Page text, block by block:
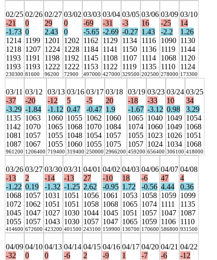
02/25
-21
-1.73
1214
1218
1193
1193
230300
02/26
0
0
1199
1207
1191
1193
81600
02/27
29
2.43
1201
1224
1198
1222
96200
03/02
0
0
1202
1228
1192
1222
72900
03/03
-69
-5.65
1162
1184
1145
1153
497000
03/04
-31
-2.69
1129
1141
1108
1122
427000
03/05
-3
-0.27
1134
1150
1107
1119
329500
03/06
16
1.43
1116
1136
1114
1135
202500
03/09
-25
-2.2
1090
1119
1068
1110
278000
03/10
14
1.26
1130
1144
1120
1124
173300
03/11
-37
-3.29
1135
1142
1081
1087
961200
03/12
-20
-1.84
1063
1070
1057
1067
1206400
03/13
-12
-1.12
1060
1065
1055
1055
719400
03/16
5
0.47
1055
1068
1048
1060
319400
03/17
-5
-0.47
1062
1070
1054
1055
250000
03/18
20
1.9
1060
1084
1057
1075
2966200
03/19
-18
-1.67
1065
1074
1055
1057
459200
03/23
-33
-3.12
1040
1060
1023
1024
656400
03/24
10
0.98
1049
1049
1026
1034
306100
03/25
34
3.29
1054
1068
1051
1068
418000
03/26
-13
-1.22
1068
1072
1045
1055
414600
03/27
2
0.19
1057
1062
1047
1057
672600
03/30
-14
-1.32
1031
1051
1027
1043
423200
03/31
-13
-1.25
1051
1051
1030
1030
401500
04/01
27
2.62
1056
1058
1044
1057
243100
04/02
-10
-0.95
1061
1068
1045
1047
159900
04/03
18
1.72
1053
1065
1051
1065
130700
04/06
-6
-0.56
1058
1074
1057
1059
170600
04/07
47
4.44
1059
1111
1047
1106
586800
04/08
4
0.36
1099
1135
1087
1110
931500
04/09
-32
04/10
0
04/13
0
04/14
-6
04/15
2
04/16
-9
04/17
1
04/20
-7
04/21
-6
04/22
-12